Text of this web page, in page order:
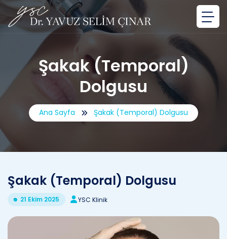
Şakak (Temporal)
Dolgusu
Ana Sayfa Şakak (Temporal) Dolgusu
Şakak (Temporal) Dolgusu
21 Ekim 2025 YSC Klinik